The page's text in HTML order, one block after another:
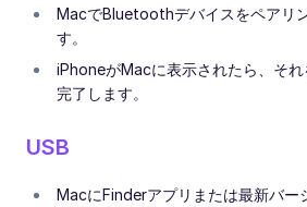
MacでBluetoothデバイスをペアリ
す。
iPhoneがMacに表示されたら、そ
完了します。
USB
MacにFinderアプリまたは最新バー